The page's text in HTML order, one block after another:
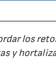
los
y